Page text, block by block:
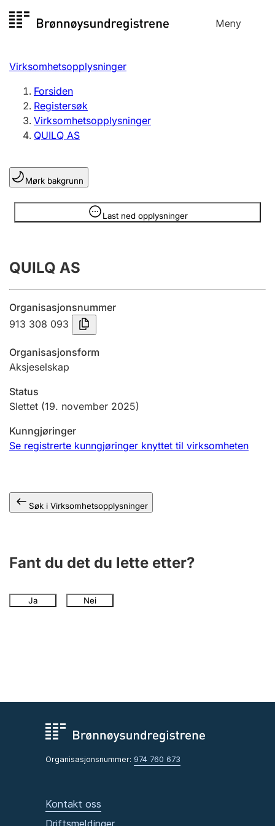
til
Meny
Registersøk
Aksjeselskap
Enkeltpersonforetak
Registrere, endre, slette
Lag og forening
Registrere, endre, slette
Innsending og forsinkelsesgebyr
Tinglysing
Jeger
Offentlig sektor
Andre tema
Virksomhetsopplysninger
Forsiden
Registersøk
Virksomhetsopplysninger
QUILQ AS
Mørk bakgrunn
Last ned opplysninger
Opplysninger er skjult
QUILQ AS
Organisasjonsnummer
913 308 093
Organisasjonsform
Aksjeselskap
Status
Slettet (19. november 2025)
Kunngjøringer
Se registrerte kunngjøringer knyttet til virksomheten
Søk i Virksomhetsopplysninger
Fant du det du lette etter?
Ja Nei
Organisasjonsnummer: 974 760 673
Kontakt oss